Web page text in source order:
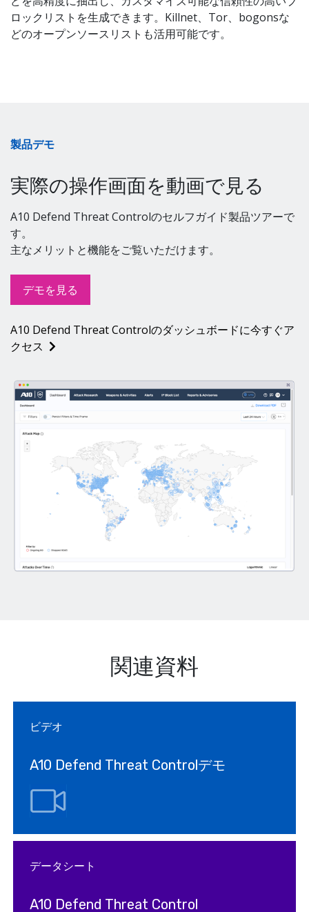
ロックリストを生成できます。Killnet、Tor、bogonsな
どのオープンソースリストも活用可能です。
製品デモ
実際の操作画面を動画で見る
A10 Defend Threat Controlのセルフガイド製品ツアーで
す。
主なメリットと機能をご覧いただけます。
デモを見る
A10 Defend Threat Controlのダッシュボードに今すぐア
クセス
関連資料
ビデオ
A10 Defend Threat Controlデモ
データシート
A10 Defend Threat Control